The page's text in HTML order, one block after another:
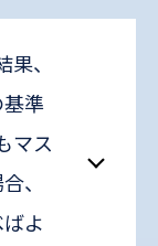
、
準
マス
、
よ